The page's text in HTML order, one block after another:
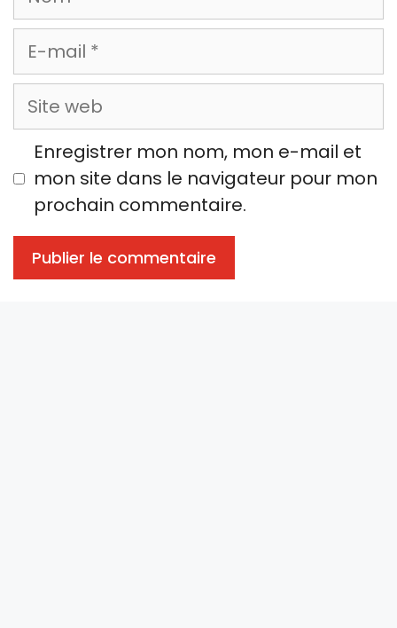
E-
mail
Site
web
Enregistrer mon nom, mon e-mail et
mon site dans le navigateur pour mon
prochain commentaire.